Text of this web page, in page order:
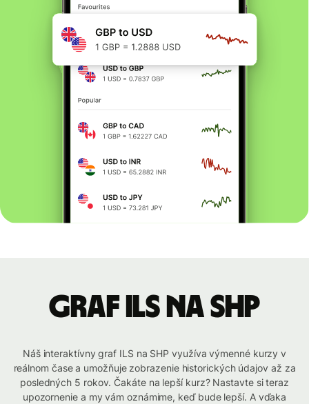
graf ILS na SHP
Náš interaktívny graf ILS na SHP využíva výmenné kurzy v
reálnom čase a umožňuje zobrazenie historických údajov až za
posledných 5 rokov. Čakáte na lepší kurz? Nastavte si teraz
upozornenie a my vám oznámime, keď bude lepší. A vďaka